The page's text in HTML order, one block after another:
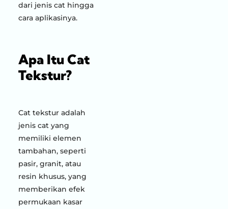
dari jenis cat hingga
cara aplikasinya.
Apa Itu Cat
Tekstur?
Cat tekstur adalah
jenis cat yang
memiliki elemen
tambahan, seperti
pasir, granit, atau
resin khusus, yang
memberikan efek
permukaan kasar